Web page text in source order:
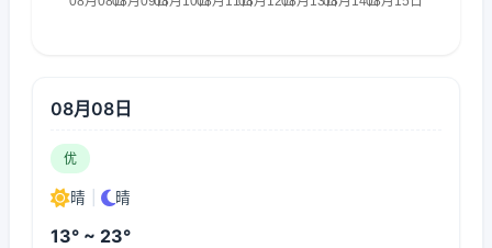
08月08日
优
晴 晴
13° ~ 23°